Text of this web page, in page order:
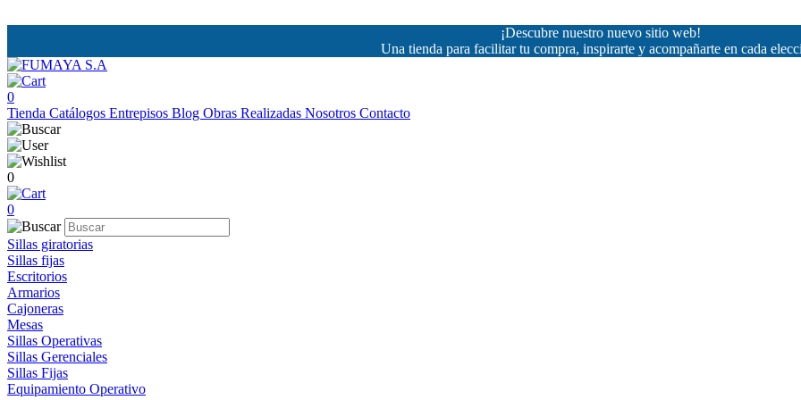
¡Descubre nuestro nuevo sitio web!
Una tienda para facilitar tu compra, inspirarte y acompañarte en cada
0
Tienda Catálogos Entrepisos Blog Obras Realizadas Nosotros Contacto
0
0
Sillas giratorias
Sillas fijas
Escritorios
Armarios
Cajoneras
Mesas
Sillas Operativas
Sillas Gerenciales
Sillas Fijas
Equipamiento Operativo